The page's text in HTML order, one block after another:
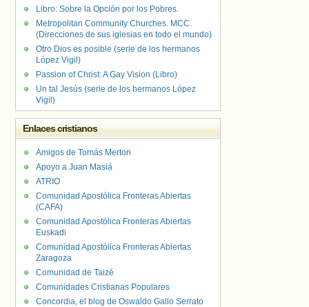
Libro: Sobre la Opción por los Pobres.
Metropolitan Community Churches. MCC.
(Direcciones de sus iglesias en todo el mundo)
Otro Dios es posible (serie de los hermanos
López Vigil)
Passion of Christ: A Gay Vision (Libro)
Un tal Jesús (serie de los hermanos López
Vigil)
Enlaces cristianos
Amigos de Tomás Merton
Apoyo a Juan Masiá
ATRIO
Comunidad Apostólica Fronteras Abiertas
(CAFA)
Comunidad Apostólica Fronteras Abiertas
Euskadi
Comunidad Apostólica Fronteras Abiertas
Zaragoza
Comunidad de Taizé
Comunidades Cristianas Populares
Concordia, el blog de Oswaldo Gallo Serrato